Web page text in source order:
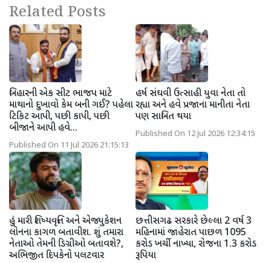
Related Posts
બિહારની એક સીટ ભાજપ માટે
માથાનો દુખાવો કેમ બની ગઈ? પહેલા
ટિકિટ આપી, પછી કાપી, પછી
બીજાને આપી હવે...
Published On 11 Jul 2026 21:15:13
હર્ષ સંઘવી ઉત્સાહી યુવા નેતા તો
રહ્યા અને હવે પ્રજાના માનીતા નેતા
પણ સાબિત થયા
Published On 12 Jul 2026 12:34:15
હું મારી શિષ્યવૃત્તિ અને એજ્યુકેશન
લોનના કાગળ બતાવીશ. શું તમારા
નેતાઓ તેમની ડિગ્રીઓ બતાવશે?,
અભિજીત દિપકેનો પલટવાર
છત્તીસગઢ સરકારે છેલ્લા 2 વર્ષ 3
મહિનામાં જાહેરાત પાછળ 1095
કરોડ ખર્ચી નાખ્યા, રોજના 1.3 કરોડ
રૂપિયા